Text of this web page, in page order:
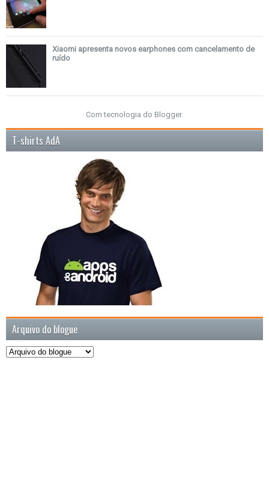
Xiaomi apresenta novos earphones com cancelamento de
ruído
Com tecnologia do Blogger.
T-shirts AdA
Arquivo do blogue